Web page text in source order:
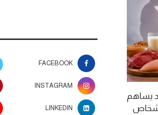
يساهم
بعمل اجتماعي تشويقي
FACEBOOK
INSTAGRAM
LINKEDIN